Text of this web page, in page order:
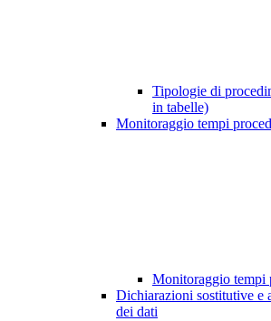
Tipologie di
in tabelle)
Monitoraggio tempi
Monitoraggio tempi
Dichiarazioni sostitutive e
dei dati